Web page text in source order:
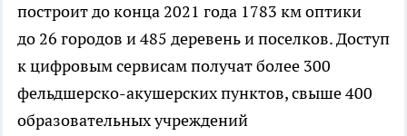
построит до конца 2021 года 1783 км оптики
до 26 городов и 485 деревень и поселков. Доступ
к цифровым сервисам получат более 300
фельдшерско-акушерских пунктов, свыше 400
образовательных учреждений